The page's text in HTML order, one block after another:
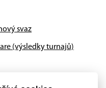
svaz
(výsledky turnajů)